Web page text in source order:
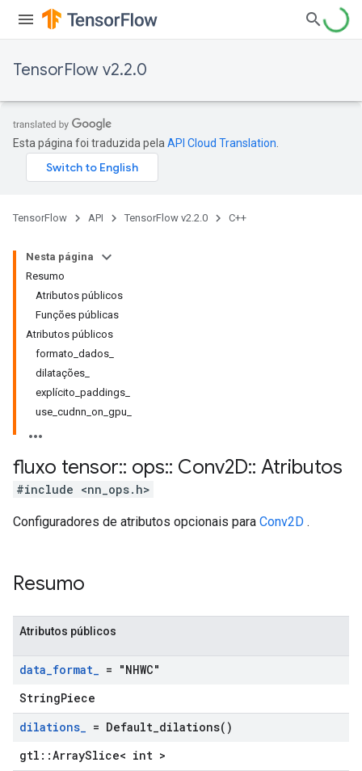
TensorFlow v2.2.0
Esta página foi traduzida pela API Cloud Translation
TensorFlow API TensorFlow v2.2.0 C++
Nesta página
Resumo
Atributos públicos
Funções públicas
Atributos públicos
formato_dados_
dilatações_
explícito_paddings_
use_cudnn_on_gpu_
fluxo tensor:: ops:: Conv2D:: Atributos
#include <nn_ops.h>
Configuradores de atributos opcionais para Conv2D .
Resumo
Atributos públicos
data_format_ = "NHWC"
StringPiece
dilations_ = Default_dilations( )
gtl::ArraySlice< int >